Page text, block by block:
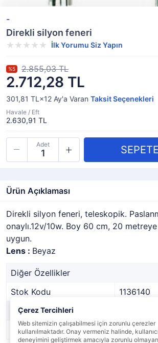
-
Direkli silyon feneri
İlk Yorumu Siz Yapın
2.712,28 TL
%5 2.855,03 TL
301,81 TL×12 Ay'a Varan Taksit Seçenekleri
Havale / Eft
2.630,91 TL
Adet
Ürün Açıklaması
Direkli silyon feneri, teleskopik.
onaylı.12v/10w. Boy 60 cm, 20
uygun.
Lens : Beyaz
Diğer Özellikler
Stok Kodu
1136140
Marka
Stok Durumu
Var
Çerez Tercihleri
Web sitemizin çalışabilmesi için zorunlu çerezler
kullanılmaktadır. Onay vermeniz halinde, kullanıcı
deneyimini geliştirmek amacıyla zorunlu olmayan